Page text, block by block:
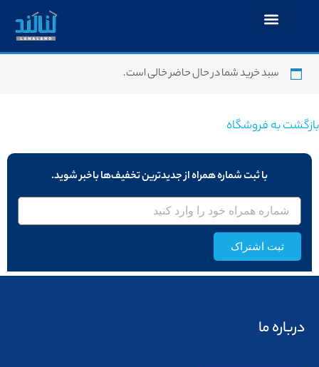
سبد خرید شما در حال حاضر خالی است.
بازگشت به فروشگاه
با ثبت شماره همراه از جدید‌ترین تخفیف‌ها با‌خبر شوید.
ثبت اشتراک
درباره ما